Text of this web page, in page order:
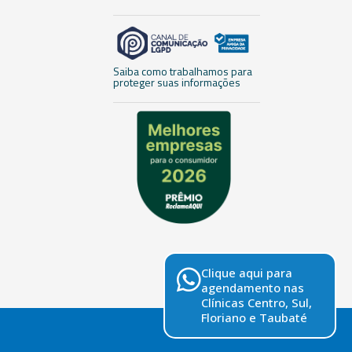
Saiba como trabalhamos para
proteger suas informações
Clique aqui para
agendamento nas
Clínicas Centro, Sul,
Floriano e Taubaté